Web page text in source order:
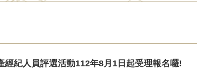
經紀人員評選活動112年8月1日起受理報名囉!